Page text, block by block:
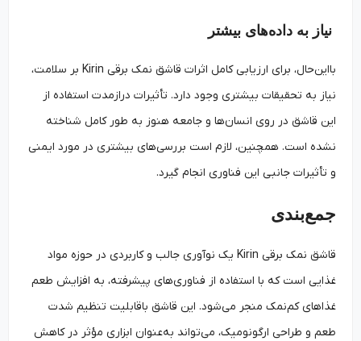
نیاز به داده‌های بیشتر
بااین‌حال، برای ارزیابی کامل اثرات قاشق نمک برقی Kirin بر سلامت،
نیاز به تحقیقات بیشتری وجود دارد. تأثیرات درازمدت استفاده از
این قاشق در روی انسان‌ها و جامعه هنوز به طور کامل شناخته
نشده است. همچنین، لازم است بررسی‌های بیشتری در مورد ایمنی
و تأثیرات جانبی این فناوری انجام گیرد.
جمع‌بندی
قاشق نمک برقی Kirin یک نوآوری جالب و کاربردی در حوزه مواد
غذایی است که با استفاده از فناوری‌های پیشرفته، به افزایش طعم
غذاهای کم‌نمک منجر می‌شود. این قاشق باقابلیت تنظیم شدت
طعم و طراحی ارگونومیک، می‌تواند به‌عنوان ابزاری مؤثر در کاهش